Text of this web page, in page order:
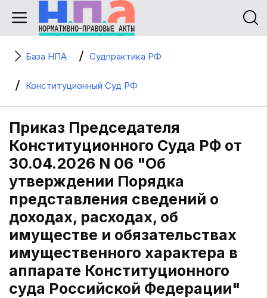
База НПА Судпрактика РФ
Конституционный Суд РФ
Приказ Председателя
Конституционного Суда РФ от
30.04.2026 N 06 "Об
утверждении Порядка
представления сведений о
доходах, расходах, об
имуществе и обязательствах
имущественного характера в
аппарате Конституционного
суда Российской Федерации"